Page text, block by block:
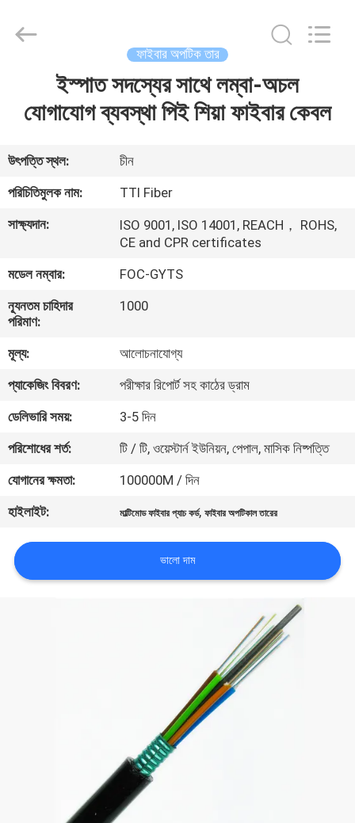
আমাদের
সম্পর্কে
কারখানা
মান
নিয়ন্ত্রণ
যোগাযোগ
করুন
উদ্ধৃতির
আবেদন
Tech.
ফাইবার অপটিক তার
ইস্পাত সদস্যের সাথে লম্বা-অচল
যোগাযোগ ব্যবস্থা পিই শিয়া ফাইবার কেবল
উৎপত্তি স্থল:
চীন
পরিচিতিমুলক নাম:
TTI Fiber
সাক্ষ্যদান:
ISO 9001, ISO 14001, REACH， ROHS,
CE and CPR certificates
মডেল নম্বার:
FOC-GYTS
ন্যূনতম চাহিদার
পরিমাণ:
1000
মূল্য:
আলোচনাযোগ্য
প্যাকেজিং বিবরণ:
পরীক্ষার রিপোর্ট সহ কাঠের ড্রাম
ডেলিভারি সময়:
3-5 দিন
পরিশোধের শর্ত:
টি / টি, ওয়েস্টার্ন ইউনিয়ন, পেপাল, মাসিক নিষ্পত্তি
যোগানের ক্ষমতা:
100000M / দিন
হাইলাইট:
মাল্টিমোড ফাইবার প্যাচ কর্ড,ফাইবার অপটিকাল তারের
ভালো দাম